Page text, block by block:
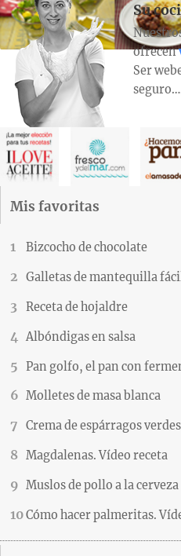
Su
ofrecen
Ser
Mis favoritas
Bizcocho de chocolate
Galletas de mantequilla
Receta de hojaldre
Albóndigas en salsa
Pan golfo, el pan con
Molletes de masa blanca
Crema de espárragos verdes
Magdalenas. Vídeo receta
Muslos de pollo a la cerveza
Cómo hacer palmeritas.